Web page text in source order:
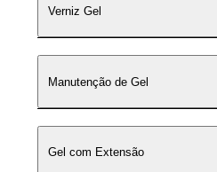
Verniz Gel
Manutenção de Gel
Gel com Extensão